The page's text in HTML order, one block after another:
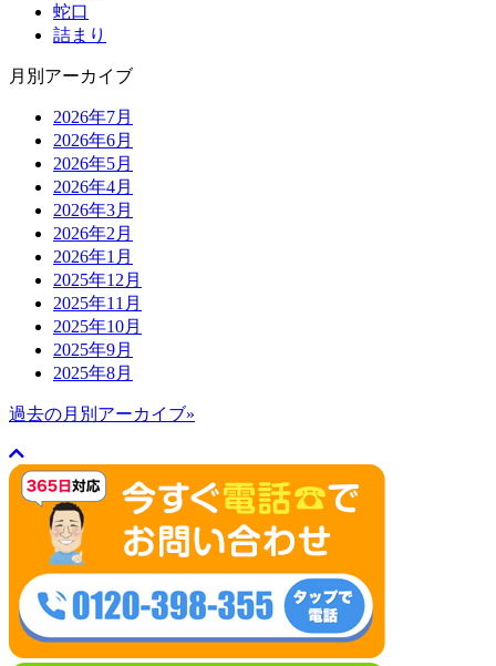
蛇口
詰まり
月別アーカイブ
2026年7月
2026年6月
2026年5月
2026年4月
2026年3月
2026年2月
2026年1月
2025年12月
2025年11月
2025年10月
2025年9月
2025年8月
過去の月別アーカイブ»